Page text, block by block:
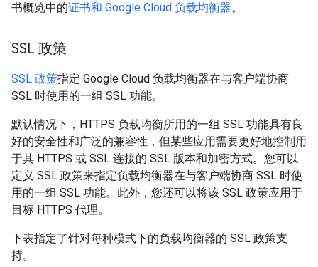
书概览中的证书和 Google Cloud 负载均衡器。
SSL 政策
SSL 政策指定 Google Cloud 负载均衡器在与客户端协商
SSL 时使用的一组 SSL 功能。
默认情况下，HTTPS 负载均衡所用的一组 SSL 功能具有良
好的安全性和广泛的兼容性，但某些应用需要更好地控制用
于其 HTTPS 或 SSL 连接的 SSL 版本和加密方式。您可以
定义 SSL 政策来指定负载均衡器在与客户端协商 SSL 时使
用的一组 SSL 功能。此外，您还可以将该 SSL 政策应用于
目标 HTTPS 代理。
下表指定了针对每种模式下的负载均衡器的 SSL 政策支
持。